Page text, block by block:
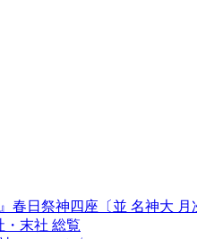
日祭神四座〔並 名神大 月
・末社 総覧